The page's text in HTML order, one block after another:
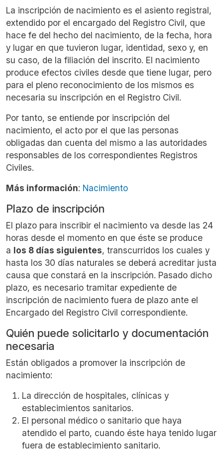
La inscripción de nacimiento es el asiento registral,
extendido por el encargado del Registro Civil, que
hace fe del hecho del nacimiento, de la fecha, hora
y lugar en que tuvieron lugar, identidad, sexo y, en
su caso, de la filiación del inscrito. El nacimiento
produce efectos civiles desde que tiene lugar, pero
para el pleno reconocimiento de los mismos es
necesaria su inscripción en el Registro Civil.
Por tanto, se entiende por inscripción del
nacimiento, el acto por el que las personas
obligadas dan cuenta del mismo a las autoridades
responsables de los correspondientes Registros
Civiles.
Más información: Nacimiento
Plazo de inscripción
El plazo para inscribir el nacimiento va desde las 24
horas desde el momento en que éste se produce
a los 8 días siguientes, transcurridos los cuales y
hasta los 30 días naturales se deberá acreditar justa
causa que constará en la inscripción. Pasado dicho
plazo, es necesario tramitar expediente de
inscripción de nacimiento fuera de plazo ante el
Encargado del Registro Civil correspondiente.
Quién puede solicitarlo y documentación
necesaria
Están obligados a promover la inscripción de
nacimiento:
La dirección de hospitales, clínicas y
establecimientos sanitarios.
El personal médico o sanitario que haya
atendido el parto, cuando éste haya tenido lugar
fuera de establecimiento sanitario.